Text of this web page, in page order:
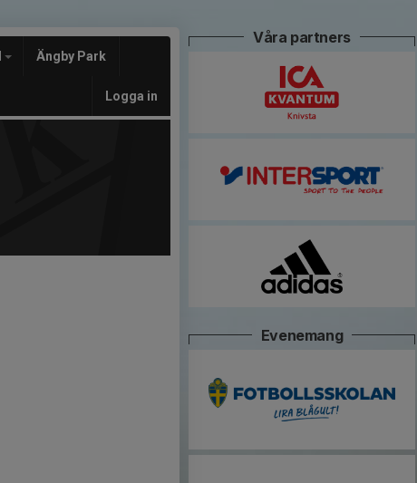
Ängby Park
Logga in
Våra partners
Evenemang